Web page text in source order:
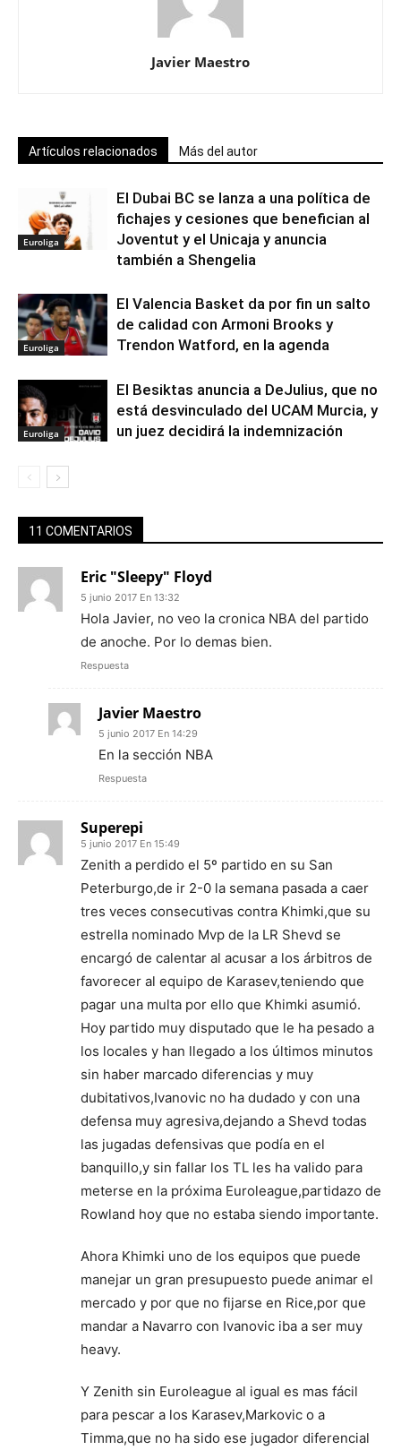
Javier Maestro
Artículos relacionados Más del autor
Euroliga
El Dubai BC se lanza a una política de
fichajes y cesiones que benefician al
Joventut y el Unicaja y anuncia
también a Shengelia
Euroliga
El Valencia Basket da por fin un salto
de calidad con Armoni Brooks y
Trendon Watford, en la agenda
Euroliga
El Besiktas anuncia a DeJulius, que no
está desvinculado del UCAM Murcia, y
un juez decidirá la indemnización
11 COMENTARIOS
Eric "Sleepy" Floyd
5 junio 2017 En 13:32
Hola Javier, no veo la cronica NBA del partido
de anoche. Por lo demas bien.
Respuesta
Javier Maestro
5 junio 2017 En 14:29
En la sección NBA
Respuesta
Superepi
5 junio 2017 En 15:49
Zenith a perdido el 5º partido en su San
Peterburgo,de ir 2-0 la semana pasada a caer
tres veces consecutivas contra Khimki,que su
estrella nominado Mvp de la LR Shevd se
encargó de calentar al acusar a los árbitros de
favorecer al equipo de Karasev,teniendo que
pagar una multa por ello que Khimki asumió.
Hoy partido muy disputado que le ha pesado a
los locales y han llegado a los últimos minutos
sin haber marcado diferencias y muy
dubitativos,Ivanovic no ha dudado y con una
defensa muy agresiva,dejando a Shevd todas
las jugadas defensivas que podía en el
banquillo,y sin fallar los TL les ha valido para
meterse en la próxima Euroleague,partidazo de
Rowland hoy que no estaba siendo importante.
Ahora Khimki uno de los equipos que puede
manejar un gran presupuesto puede animar el
mercado y por que no fijarse en Rice,por que
mandar a Navarro con Ivanovic iba a ser muy
heavy.
Y Zenith sin Euroleague al igual es mas fácil
para pescar a los Karasev,Markovic o a
Timma,que no ha sido ese jugador diferencial